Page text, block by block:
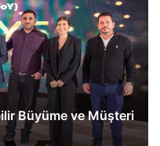
Büyüme ve Müşteri